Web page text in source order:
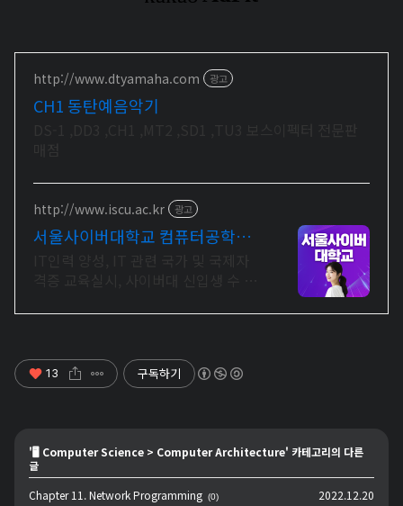
http://www.dtyamaha.com 광고
CH1 동탄예음악기
http://www.iscu.ac.kr 광고
서울사이버대학교 컴퓨터공학과
라인복수학위까지
13 구독하기
'🖥️ Computer Science > Computer Architecture' 카테고리의 다른
글
Chapter 11. Network Programming (0)
2022.12.20